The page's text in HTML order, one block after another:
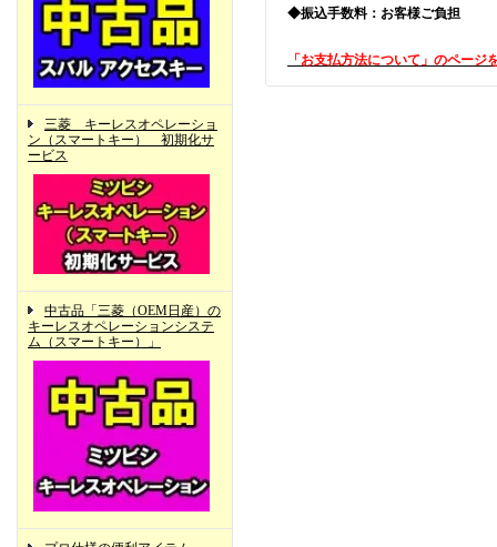
三菱 キーレスオペレーショ
ン（スマートキー） 初期化サ
ービス
中古品「三菱（OEM日産）の
キーレスオペレーションシステ
ム（スマートキー）」
◆振込手数料：お客様ご負担
「お支払方法について」のページ